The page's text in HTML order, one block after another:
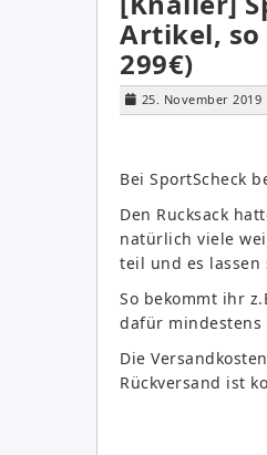
Artikel, so
299€)
25. November 2019
Bei SportScheck
Den Rucksack
natürlich viele
teil und es lassen
So bekommt ihr
dafür mindestens
Die
Rückversand ist